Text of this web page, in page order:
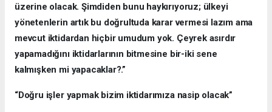
üzerine olacak. Şimdiden bunu haykırıyoruz; ülkeyi
yönetenlerin artık bu doğrultuda karar vermesi lazım ama
mevcut iktidardan hiçbir umudum yok. Çeyrek asırdır
yapamadığını iktidarlarının bitmesine bir-iki sene
kalmışken mi yapacaklar?.”
“Doğru işler yapmak bizim iktidarımıza nasip olacak”